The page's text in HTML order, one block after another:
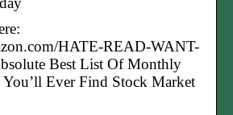
HATE-READ-WANT-
Best List Of Monthly
Ever Find Stock Market